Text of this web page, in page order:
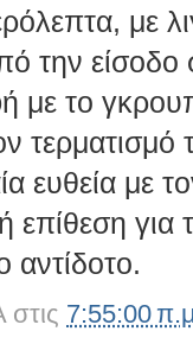
με
την είσοδο
με το
ευθεία με
επίθεση για
αντίδοτο.
στις 7:55:00